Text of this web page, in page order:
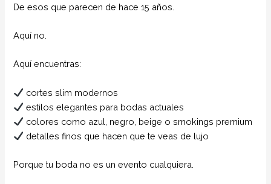
De esos que parecen de hace 15 años.
Aquí no.
Aquí encuentras:
cortes slim modernos
estilos elegantes para bodas actuales
colores como azul, negro, beige o smokings premium
detalles finos que hacen que te veas de lujo
Porque tu boda no es un evento cualquiera.